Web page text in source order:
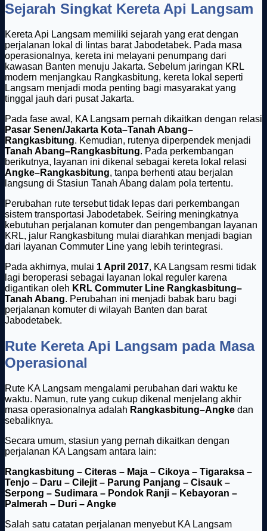
Sejarah Singkat Kereta Api Langsam
Kereta Api Langsam memiliki sejarah yang erat dengan
perjalanan lokal di lintas barat Jabodetabek. Pada masa
operasionalnya, kereta ini melayani penumpang dari
kawasan Banten menuju Jakarta. Sebelum jaringan KRL
modern menjangkau Rangkasbitung, kereta lokal seperti
Langsam menjadi moda penting bagi masyarakat yang
tinggal jauh dari pusat Jakarta.
Pada fase awal, KA Langsam pernah dikaitkan dengan relasi
Pasar Senen/Jakarta Kota–Tanah Abang–
Rangkasbitung. Kemudian, rutenya diperpendek menjadi
Tanah Abang–Rangkasbitung. Pada perkembangan
berikutnya, layanan ini dikenal sebagai kereta lokal relasi
Angke–Rangkasbitung, tanpa berhenti atau berjalan
langsung di Stasiun Tanah Abang dalam pola tertentu.
Perubahan rute tersebut tidak lepas dari perkembangan
sistem transportasi Jabodetabek. Seiring meningkatnya
kebutuhan perjalanan komuter dan pengembangan layanan
KRL, jalur Rangkasbitung mulai diarahkan menjadi bagian
dari layanan Commuter Line yang lebih terintegrasi.
Pada akhirnya, mulai 1 April 2017, KA Langsam resmi tidak
lagi beroperasi sebagai layanan lokal reguler karena
digantikan oleh KRL Commuter Line Rangkasbitung–
Tanah Abang. Perubahan ini menjadi babak baru bagi
perjalanan komuter di wilayah Banten dan barat
Jabodetabek.
Rute Kereta Api Langsam pada Masa
Operasional
Rute KA Langsam mengalami perubahan dari waktu ke
waktu. Namun, rute yang cukup dikenal menjelang akhir
masa operasionalnya adalah Rangkasbitung–Angke dan
sebaliknya.
Secara umum, stasiun yang pernah dikaitkan dengan
perjalanan KA Langsam antara lain:
Rangkasbitung – Citeras – Maja – Cikoya – Tigaraksa –
Tenjo – Daru – Cilejit – Parung Panjang – Cisauk –
Serpong – Sudimara – Pondok Ranji – Kebayoran –
Palmerah – Duri – Angke
Salah satu catatan perjalanan menyebut KA Langsam